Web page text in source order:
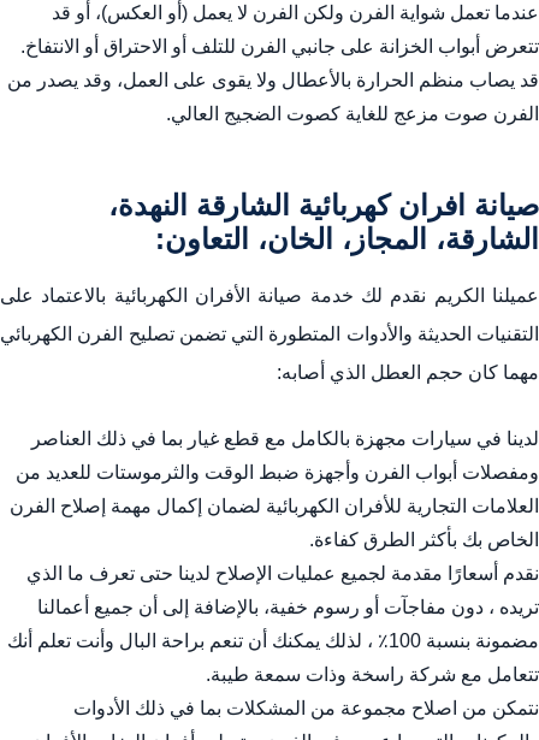
عندما تعمل شواية الفرن ولكن الفرن لا يعمل (أو العكس)، أو قد
تتعرض أبواب الخزانة على جانبي الفرن للتلف أو الاحتراق أو الانتفاخ.
قد يصاب منظم الحرارة بالأعطال ولا يقوى على العمل، وقد يصدر من
الفرن صوت مزعج للغاية كصوت الضجيج العالي.
صيانة افران كهربائية الشارقة النهدة،
الشارقة، المجاز، الخان، التعاون:
عميلنا الكريم نقدم لك خدمة صيانة الأفران الكهربائية بالاعتماد على
التقنيات الحديثة والأدوات المتطورة التي تضمن تصليح الفرن الكهربائي
مهما كان حجم العطل الذي أصابه:
لدينا في سيارات مجهزة بالكامل مع قطع غيار بما في ذلك العناصر
ومفصلات أبواب الفرن وأجهزة ضبط الوقت والثرموستات للعديد من
العلامات التجارية للأفران الكهربائية لضمان إكمال مهمة إصلاح الفرن
الخاص بك بأكثر الطرق كفاءة.
نقدم أسعارًا مقدمة لجميع عمليات الإصلاح لدينا حتى تعرف ما الذي
تريده ، دون مفاجآت أو رسوم خفية، بالإضافة إلى أن جميع أعمالنا
مضمونة بنسبة 100٪ ، لذلك يمكنك أن تنعم براحة البال وأنت تعلم أنك
تتعامل مع شركة راسخة وذات سمعة طيبة.
نتمكن من اصلاح مجموعة من المشكلات بما في ذلك الأدوات